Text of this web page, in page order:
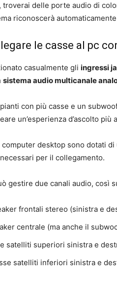
troverai delle porte audio di
riconoscerà automaticamente
le casse al pc
casualmente gli ingressi
sistema audio multicanale
con più casse e un
un’esperienza d’ascolto più
desktop sono dotati di
per il collegamento.
gestire due canali audio, così
frontali stereo (sinistra e
centrale (ma anche il
satelliti superiori sinistra e
satelliti inferiori sinistra e